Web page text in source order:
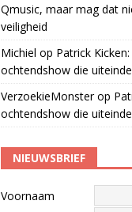
Qmusic, maar mag dat
veiligheid
Michiel op Patrick
ochtendshow die
VerzoekieMonsterop
ochtendshow die
NIEUWSBRIEF
Voornaam